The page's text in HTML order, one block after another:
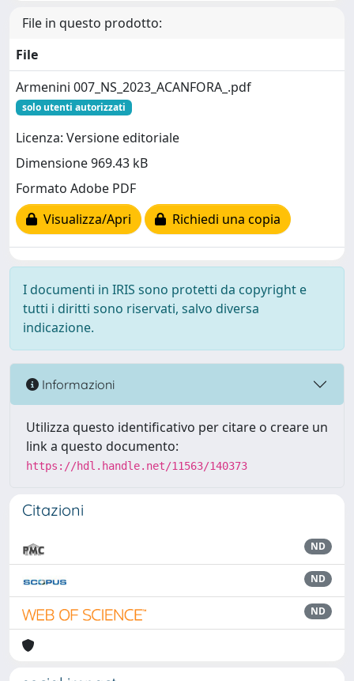
File in questo prodotto:
File
Armenini 007_NS_2023_ACANFORA_.pdf
solo utenti autorizzati
Licenza: Versione editoriale
Dimensione 969.43 kB
Formato Adobe PDF
Visualizza/Apri
Richiedi una copia
I documenti in IRIS sono protetti da copyright e
tutti i diritti sono riservati, salvo diversa
indicazione.
Informazioni
Utilizza questo identificativo per citare o creare un
link a questo documento:
https://hdl.handle.net/11563/140373
Citazioni
ND
ND
ND